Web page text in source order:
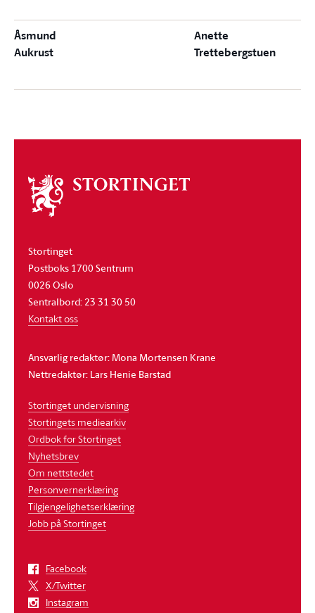
Åsmund
Aukrust
Anette
Trettebergstuen
Om
stortinget
Stortinget
Postboks 1700 Sentrum
0026 Oslo
Sentralbord: 23 31 30 50
Kontakt oss
Ansvarlig redaktør: Mona Mortensen Krane
Nettredaktør: Lars Henie Barstad
Stortinget undervisning
Stortingets mediearkiv
Ordbok for Stortinget
Nyhetsbrev
Om nettstedet
Personvernerklæring
Tilgjengelighetserklæring
Jobb på Stortinget
Facebook
X/Twitter
Instagram